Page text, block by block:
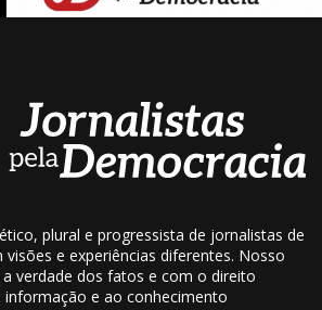
plural e progressista de jornalistas de
e experiências diferentes. Nosso
verdade dos fatos e com o direito
e ao conhecimento